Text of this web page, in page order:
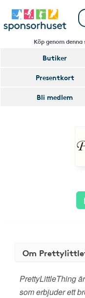
Köp genom
Butiker
Presentkort
Bli medlem
Om
PrettyLittleThing
som erbjuder ett